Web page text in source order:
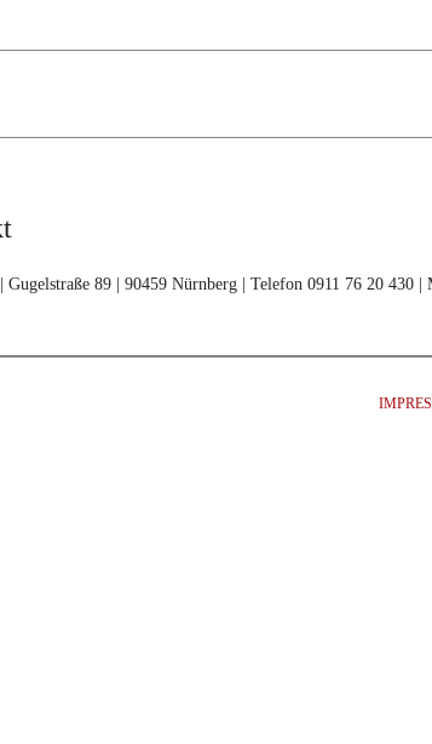
89 | 90459 Nürnberg | Telefon 0911 76 20 430 |